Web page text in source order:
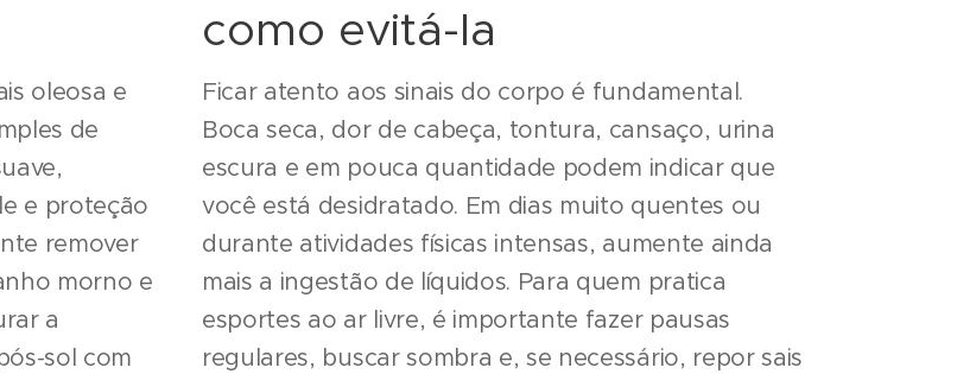
oleosa e
de
e proteção
remover
morno e
a
sol com
como evitá-la
Ficar atento aos sinais do corpo é fundamental.
Boca seca, dor de cabeça, tontura, cansaço, urina
escura e em pouca quantidade podem indicar que
você está desidratado. Em dias muito quentes ou
durante atividades físicas intensas, aumente ainda
mais a ingestão de líquidos. Para quem pratica
esportes ao ar livre, é importante fazer pausas
regulares, buscar sombra e, se necessário, repor sais